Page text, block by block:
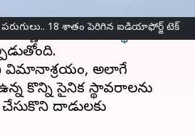
పరుగులు.. 18 శాతం పెరిగిన ఐడియాఫోర్జ్ టెక్
నిర్మూలించేందుకు చేపట్టిన
ని జీర్ణించుకోలేనిపాకిస్థాన్‌
విమానాశ్రయం, అలాగే
కొన్ని సైనిక స్థావరాలను
చేసుకొని దాడులకు